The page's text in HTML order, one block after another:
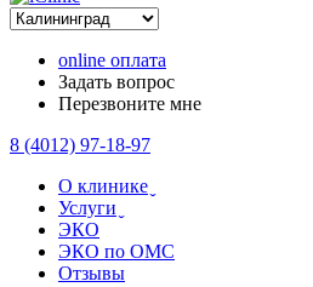
online оплата
Задать вопрос
Перезвоните мне
8 (4012) 97-18-97
О клинике ̬
Услуги ̬
ЭКО
ЭКО по ОМС
Отзывы